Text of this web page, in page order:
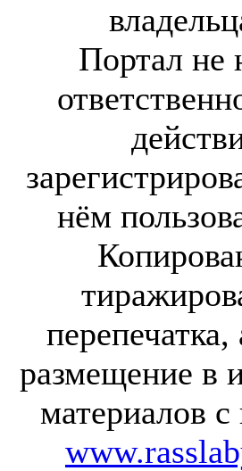
Портал не
нём
перепечатка,
размещение в
материалов с